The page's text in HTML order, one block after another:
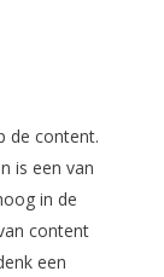
de content.
is een van
in de
content
een